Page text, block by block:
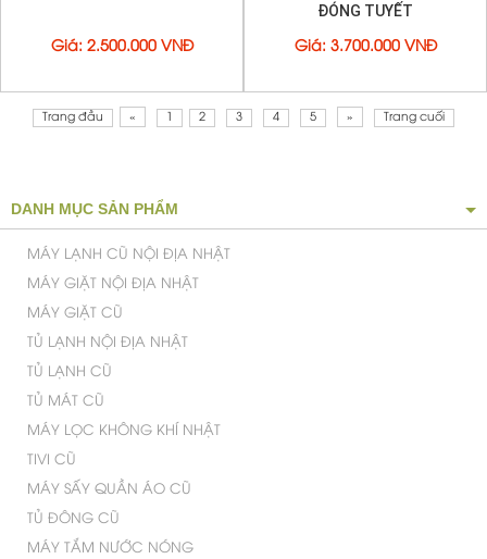
Giá : 2.500.000 VNĐ
ĐÓNG TUYẾT
Giá : 3.700.000 VNĐ
Trang đầu « 2 3 4 5 » Trang cuối
DANH MỤC SẢN PHẨM
MÁY LẠNH CŨ NỘI ĐỊA NHẬT
MÁY GIẶT NỘI ĐỊA NHẬT
MÁY GIẶT CŨ
TỦ LẠNH NỘI ĐỊA NHẬT
TỦ LẠNH CŨ
TỦ MÁT CŨ
MÁY LỌC KHÔNG KHÍ NHẬT
TIVI CŨ
MÁY SẤY QUẦN ÁO CŨ
TỦ ĐÔNG CŨ
MÁY TẮM NƯỚC NÓNG